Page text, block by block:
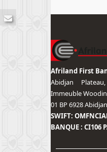
Afriland First
Abidjan
Immeuble
01 BP 6928
SWIFT:
BANQUE : CI106